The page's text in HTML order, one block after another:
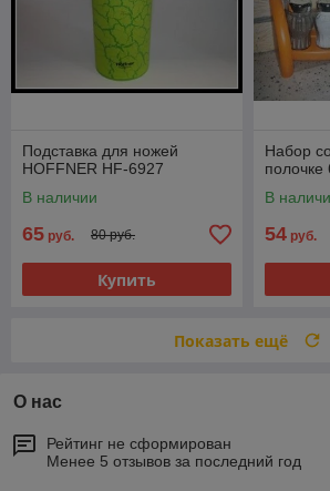
Подставка для ножей
HOFFNER HF-6927
В наличии
65 руб. 80 руб.
Купить
Набор
полочке
В
54 руб.
Показать ещё
О нас
Рейтинг не сформирован
Менее 5 отзывов за последний год